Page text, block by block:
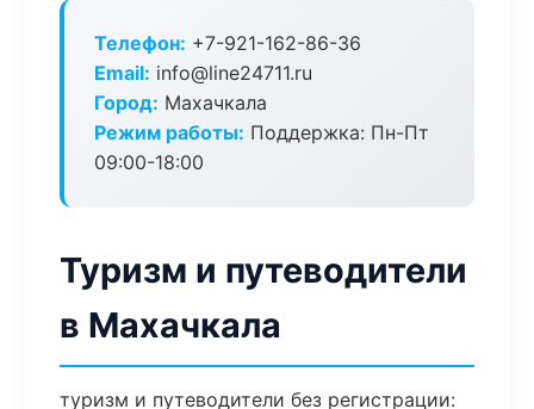
Телефон: +7-921-162-86-36
Email: info@line24711.ru
Город: Махачкала
Режим работы: Поддержка: Пн-Пт
09:00-18:00
Туризм и путеводители
в Махачкала
туризм и путеводители без регистрации: